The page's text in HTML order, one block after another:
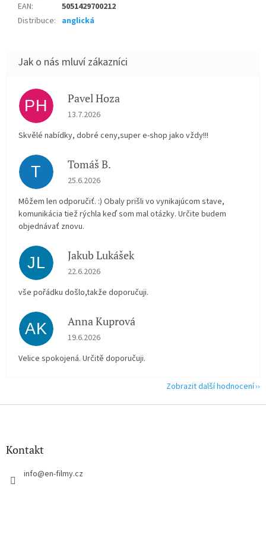
EAN:
5051429700212
Distribuce: anglická
PH Pavel Hoza
Hodnocení obchodu je 5 z 5 hvězdiček.
13.7.2026
Skvělé nabídky, dobré ceny,super e-shop jako vždy!!!
T Tomáš B.
Hodnocení obchodu je 5 z 5 hvězdiček.
25.6.2026
Môžem len odporučiť. :) Obaly prišli vo vynikajúcom stave,
komunikácia tiež rýchla keď som mal otázky. Určite budem
objednávať znovu.
JL Jakub Lukášek
Hodnocení obchodu je 5 z 5 hvězdiček.
22.6.2026
vše pořádku došlo,takže doporučuji.
AK Anna Kuprová
Hodnocení obchodu je 5 z 5 hvězdiček.
19.6.2026
Velice spokojená. Určitě doporučuji.
Zobrazit další hodnocení
Z
Kontakt
info@en-filmy.cz